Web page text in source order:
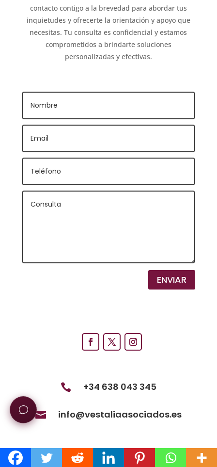
contacto contigo a la brevedad para abordar tus
inquietudes y ofrecerte la orientación y apoyo que
necesitas. Tu consulta es confidencial y estamos
comprometidos a brindarte soluciones
personalizadas y efectivas.
ENVIAR
 +34 638 043 345
 info@vestaliaasociados.es